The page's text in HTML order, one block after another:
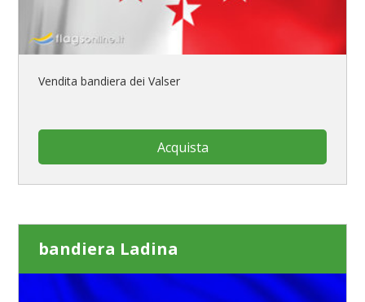
Vendita bandiera dei Valser
Acquista
bandiera Ladina